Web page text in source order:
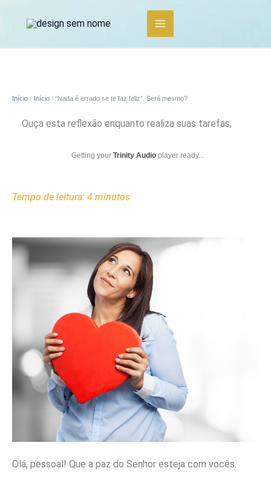
Início Início “Nada é errado se te faz feliz”. Será mesmo?
Ouça esta reflexão enquanto realiza suas tarefas;
Getting your Trinity Audio player ready...
Tempo de leitura: 4 minutos
Olá, pessoal! Que a paz do Senhor esteja com vocês.